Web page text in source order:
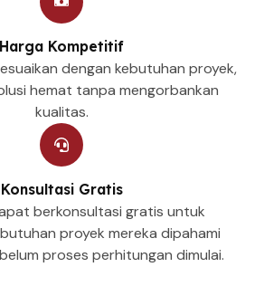
Harga Kompetitif
dengan kebutuhan proyek,
hemat tanpa mengorbankan
kualitas.
Konsultasi Gratis
berkonsultasi gratis untuk
proyek mereka dipahami
proses perhitungan dimulai.